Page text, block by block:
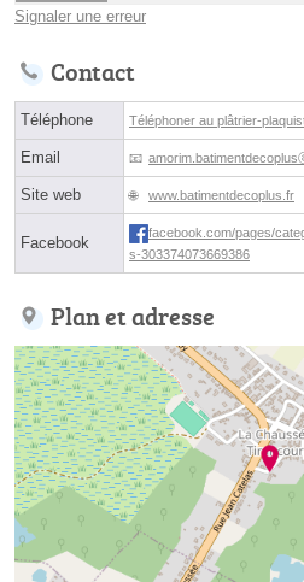
Signaler une erreur
Contact
Téléphone Téléphoner au plâtrier-
Email
Site web www.batimentdecoplus.fr
Facebook
facebook.com/pages/
s-303374073669386
Plan et adresse